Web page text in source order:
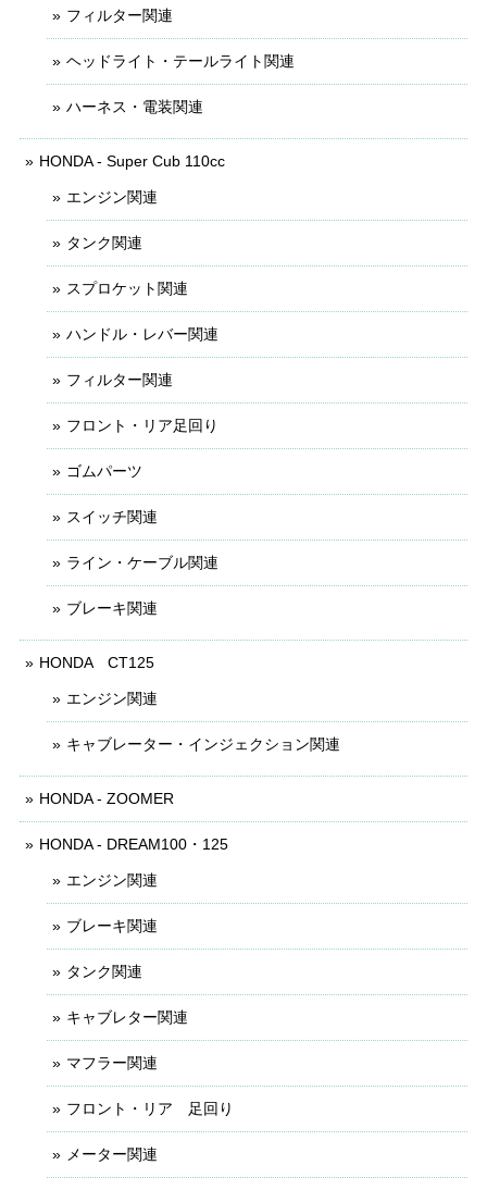
フィルター関連
ヘッドライト・テールライト関連
ハーネス・電装関連
HONDA - Super Cub 110cc
エンジン関連
タンク関連
スプロケット関連
ハンドル・レバー関連
フィルター関連
フロント・リア足回り
ゴムパーツ
スイッチ関連
ライン・ケーブル関連
ブレーキ関連
HONDA CT125
エンジン関連
キャブレーター・インジェクション関連
HONDA - ZOOMER
HONDA - DREAM100・125
エンジン関連
ブレーキ関連
タンク関連
キャブレター関連
マフラー関連
フロント・リア 足回り
メーター関連